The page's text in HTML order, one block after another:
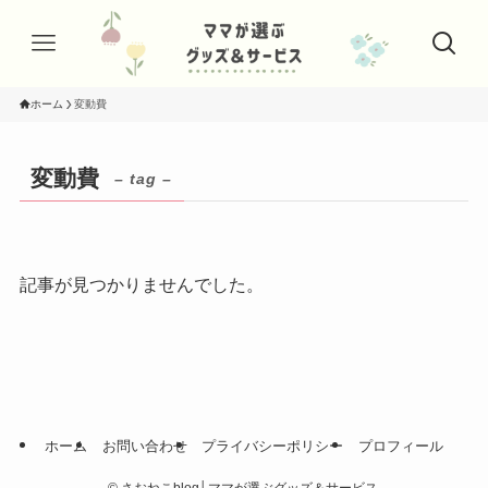
ホーム 変動費
変動費 – tag –
記事が見つかりませんでした。
ホーム お問い合わせ プライバシーポリシー プロフィール